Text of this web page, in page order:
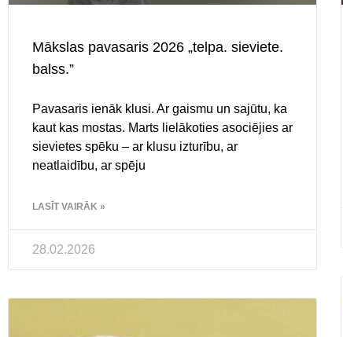
Mākslas pavasaris 2026 „telpa. sieviete.
balss.”
Pavasaris ienāk klusi. Ar gaismu un sajūtu, ka
kaut kas mostas. Marts lielākoties asociējies ar
sievietes spēku – ar klusu izturību, ar
neatlaidību, ar spēju
LASĪT VAIRĀK »
28.02.2026